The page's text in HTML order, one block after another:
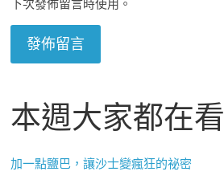
下次發佈留言時使用。
本週大家都在看
加一點鹽巴，讓沙士變瘋狂的祕密